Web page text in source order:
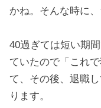
かね。そんな時に
40過ぎては短い期
ていたので「これ
て、その後、退職
ります。